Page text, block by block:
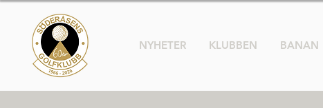
NYHETER KLUBBEN BANAN